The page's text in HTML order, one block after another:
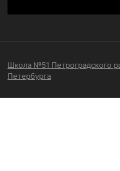
Школа №51 Петроградского
Петербурга